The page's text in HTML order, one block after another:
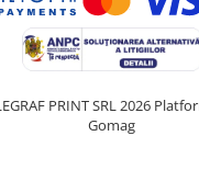
PRINT SRL 2026
Gomag